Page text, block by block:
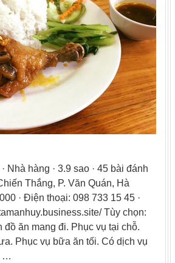
Nhà hàng · 3.9 sao · 45 bài đánh
Thắng, P. Văn Quán, Hà
· Điện thoại: 098 733 15 45 ·
Tùy chọn:
đồ ăn mang đi. Phục vụ tại chỗ.
Phục vụ bữa ăn tối. Có dịch vụ
…